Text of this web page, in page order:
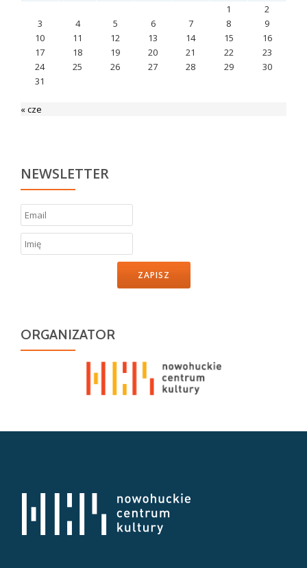
1
2
3
4 5 6 7 8
9
10
11 12 13 14 15
16
17
18 19 20 21 22
23
24
25 26 27 28 29
30
31
« cze
NEWSLETTER
ZAPISZ
ORGANIZATOR